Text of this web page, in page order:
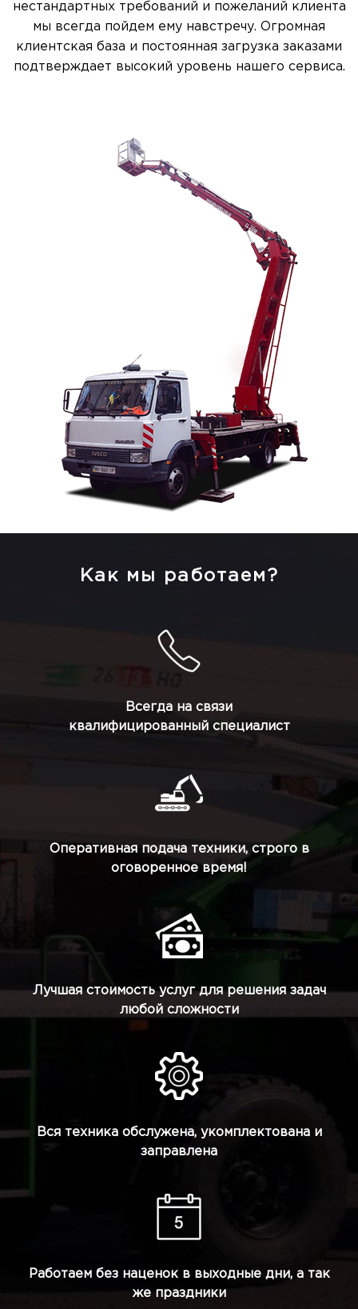
нестандартных требований и пожеланий клиента
мы всегда пойдем ему навстречу. Огромная
клиентская база и постоянная загрузка заказами
подтверждает высокий уровень нашего сервиса.
Как мы работаем?
Всегда на связи
квалифицированный специалист
Оперативная подача техники, строго в
оговоренное время!
Лучшая стоимость услуг для решения задач
любой сложности
Вся техника обслужена, укомплектована и
заправлена
Работаем без наценок в выходные дни, а так
же праздники